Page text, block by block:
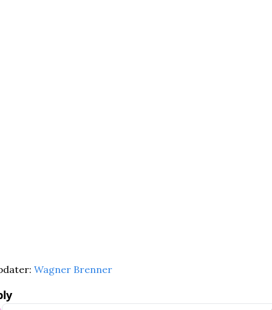
Wagner Brenner